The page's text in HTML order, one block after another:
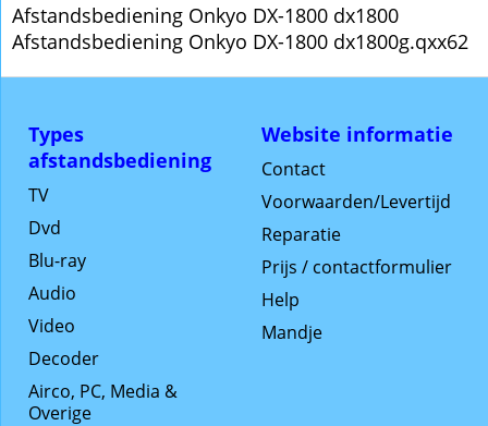
Afstandsbediening Onkyo DX-1800 dx1800
Afstandsbediening Onkyo DX-1800 dx1800g.qxx62
Website informatie
Contact
Voorwaarden/Levertijd
Reparatie
Prijs / contactformulier
Help
Mandje
Types
afstandsbediening
TV
Dvd
Blu-ray
Audio
Video
Decoder
Airco, PC, Media &
Overige